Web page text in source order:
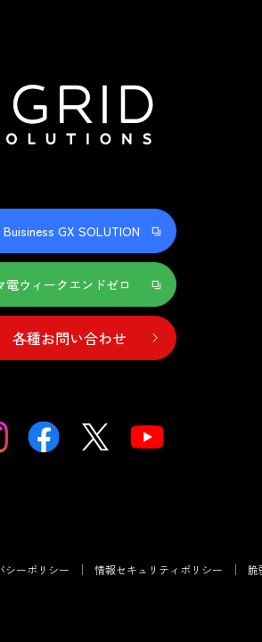
GX SOLUTION
電ウィークエンドゼロ
各種お問い合わせ
シーポリシー 情報セキュリティポリシー 脆